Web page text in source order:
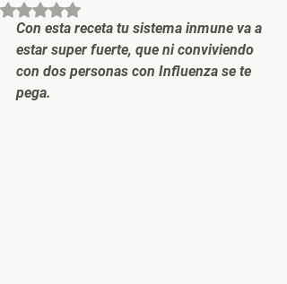
Obtuvo NaN de 5 estrellas.
Con esta receta tu sistema inmune va a
estar super fuerte, que ni conviviendo
con dos personas con Influenza se te
pega.